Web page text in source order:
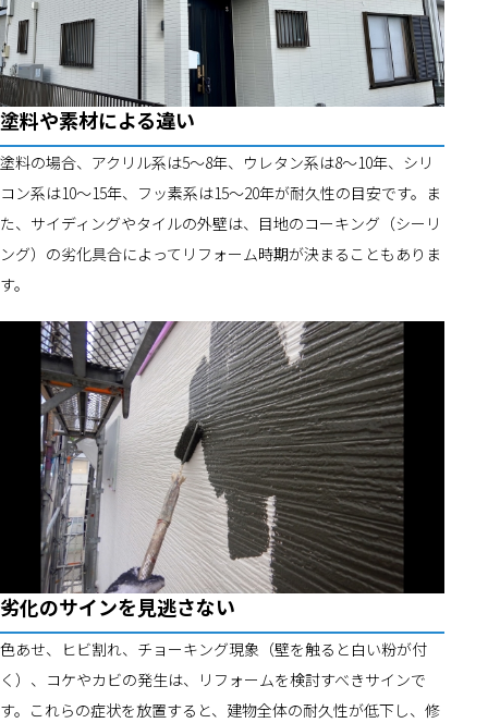
塗料や素材による違い
塗料の場合、アクリル系は5～8年、ウレタン系は8～10年、シリ
コン系は10～15年、フッ素系は15～20年が耐久性の目安です。ま
た、サイディングやタイルの外壁は、目地のコーキング（シーリ
ング）の劣化具合によってリフォーム時期が決まることもありま
す。
劣化のサインを見逃さない
色あせ、ヒビ割れ、チョーキング現象（壁を触ると白い粉が付
く）、コケやカビの発生は、リフォームを検討すべきサインで
す。これらの症状を放置すると、建物全体の耐久性が低下し、修